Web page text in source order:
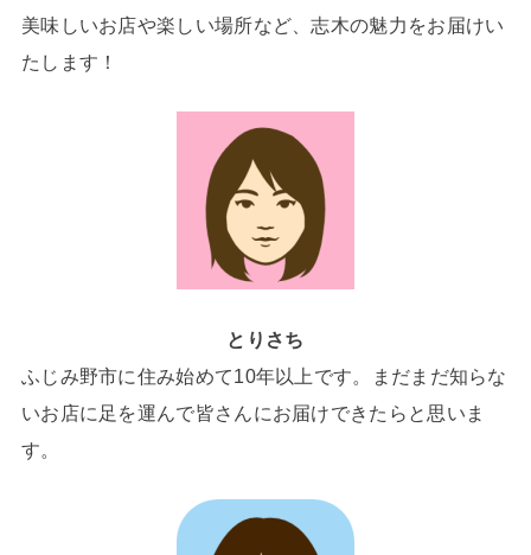
美味しいお店や楽しい場所など、志木の魅力をお届けい
たします！
とりさち
ふじみ野市に住み始めて10年以上です。まだまだ知らな
いお店に足を運んで皆さんにお届けできたらと思いま
す。